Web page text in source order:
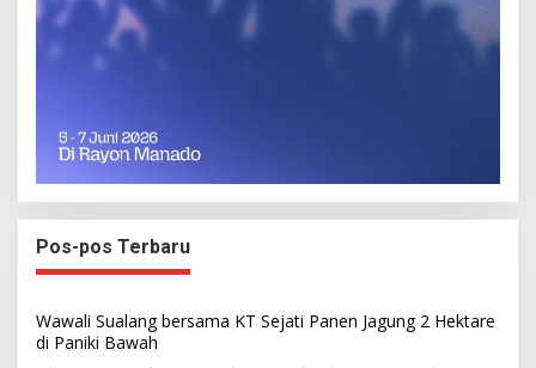
Pos-pos Terbaru
Wawali Sualang bersama KT Sejati Panen Jagung 2 Hektare
di Paniki Bawah